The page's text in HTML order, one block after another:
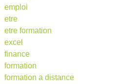
emploi
etre
etre formation
excel
finance
formation
formation a distance